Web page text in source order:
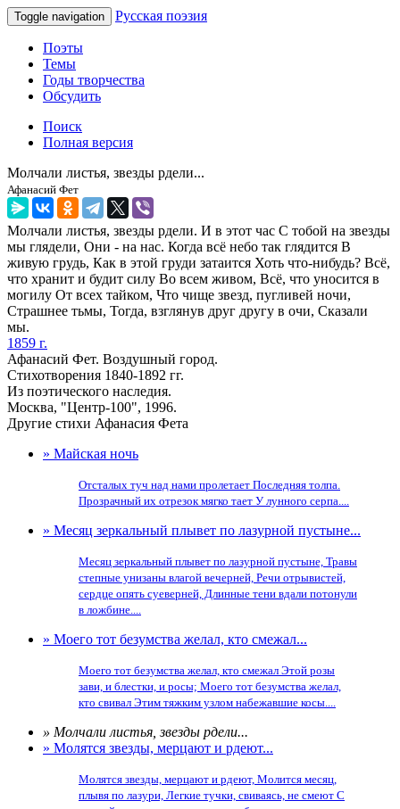
Toggle navigation Русская поэзия
Поэты
Темы
Годы творчества
Обсудить
Поиск
Полная версия
Молчали листья, звезды рдели...
Афанасий Фет
Молчали листья, звезды рдели. И в этот час С тобой на звезды
мы глядели, Они - на нас. Когда всё небо так глядится В
живую грудь, Как в этой груди затаится Хоть что-нибудь? Всё,
что хранит и будит силу Во всем живом, Всё, что уносится в
могилу От всех тайком, Что чище звезд, пугливей ночи,
Страшнее тьмы, Тогда, взглянув друг другу в очи, Сказали
мы.
1859 г.
Афанасий Фет. Воздушный город.
Стихотворения 1840-1892 гг.
Из поэтического наследия.
Москва, "Центр-100", 1996.
Другие стихи Афанасия Фета
» Майская ночь
Отсталых туч над нами пролетает Последняя толпа.
Прозрачный их отрезок мягко тает У лунного серпа....
» Месяц зеркальный плывет по лазурной пустыне...
Месяц зеркальный плывет по лазурной пустыне, Травы
степные унизаны влагой вечерней, Речи отрывистей,
сердце опять суеверней, Длинные тени вдали потонули
в ложбине....
» Моего тот безумства желал, кто смежал...
Моего тот безумства желал, кто смежал Этой розы
зави, и блестки, и росы; Моего тот безумства желал,
кто свивал Этим тяжким узлом набежавшие косы....
» Молчали листья, звезды рдели...
» Молятся звезды, мерцают и рдеют...
Молятся звезды, мерцают и рдеют, Молится месяц,
плывя по лазури, Легкие тучки, свиваясь, не смеют С